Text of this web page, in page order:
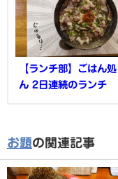
【ランチ部】ごはん
ん 2日連続のランチ
お題の関連記事